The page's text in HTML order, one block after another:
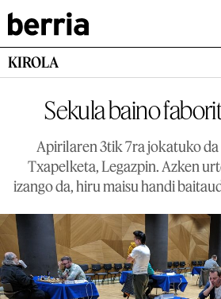
KIROLA
Sekula baino
Apirilaren 3tik 7ra jokatuko
Txapelketa, Legazpin. Azken
izango da, hiru maisu handi